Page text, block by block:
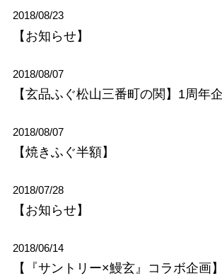
2018/08/23
【お知らせ】
2018/08/07
【玄品ふぐ松山三番町の関】1周年
2018/08/07
【焼きふぐ半額】
2018/07/28
【お知らせ】
2018/06/14
【『サントリー×鰻玄』コラボ企画】